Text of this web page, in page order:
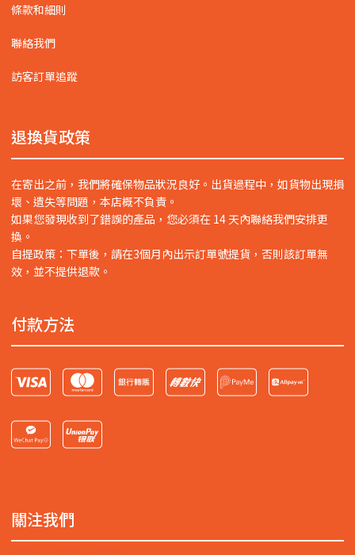
條款和細則
聯絡我們
訪客訂單追蹤
退換貨政策
在寄出之前，我們將確保物品狀況良好。出貨過程中，如貨物出現損
壞、遺失等問題，本店概不負責。
如果您發現收到了錯誤的產品，您必須在 14 天內聯絡我們安排更
換。
自提政策：下單後，請在3個月內出示訂單號提貨，否則該訂單無
效，並不提供退款。
付款方法
關注我們